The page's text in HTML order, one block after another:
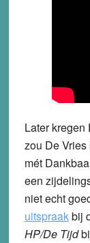
Later kregen
zou De
mét
een
niet echt
uitspraakbij
HP/De Tijd